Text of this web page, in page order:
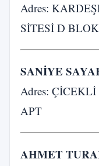
Adres:
SİTESİ D BLOK
SANİYE
Adres:
APT
AHMET